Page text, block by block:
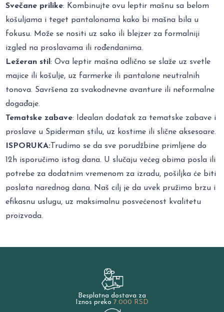
Svečane prilike: Kombinujte ovu leptir mašnu sa belom
košuljama i teget pantalonama kako bi mašna bila u
fokusu. Može se nositi uz sako ili blejzer za formalniji
izgled na proslavama ili rođendanima.
Ležeran stil: Ova leptir mašna odlično se slaže uz svetle
majice ili košulje, uz farmerke ili pantalone neutralnih
tonova. Savršena za svakodnevne avanture ili neformalne
događaje.
Tematske zabave: Idealan dodatak za tematske zabave i
proslave u Spiderman stilu, uz kostime ili slične aksesoare.
ISPORUKA:Trudimo se da sve porudžbine primljene do
12h isporučimo istog dana. U slučaju većeg obima posla ili
potrebe za dodatnim vremenom za izradu, pošiljka će biti
poslata narednog dana. Naš cilj je da uvek pružimo brzu i
efikasnu uslugu, uz maksimalnu posvećenost kvalitetu
proizvoda.
Besplatna dostava za
Iznos preko 7.000 RSD